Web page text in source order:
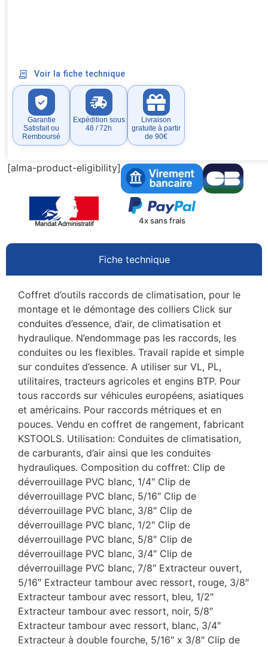
Voir la fiche technique
Garantie
Satisfait ou
Remboursé
Expédition sous
48 / 72h
Livraison
gratuite à partir
de 90€
[alma-product-eligibility]
4x sans frais
Fiche technique
Coffret d’outils raccords de climatisation, pour le
montage et le démontage des colliers Click sur
conduites d’essence, d’air, de climatisation et
hydraulique. N’endommage pas les raccords, les
conduites ou les flexibles. Travail rapide et simple
sur conduites d’essence. A utiliser sur VL, PL,
utilitaires, tracteurs agricoles et engins BTP. Pour
tous raccords sur véhicules européens, asiatiques
et américains. Pour raccords métriques et en
pouces. Vendu en coffret de rangement, fabricant
KSTOOLS. Utilisation: Conduites de climatisation,
de carburants, d’air ainsi que les conduites
hydrauliques. Composition du coffret: Clip de
déverrouillage PVC blanc, 1/4″ Clip de
déverrouillage PVC blanc, 5/16″ Clip de
déverrouillage PVC blanc, 3/8″ Clip de
déverrouillage PVC blanc, 1/2″ Clip de
déverrouillage PVC blanc, 5/8″ Clip de
déverrouillage PVC blanc, 3/4″ Clip de
déverrouillage PVC blanc, 7/8″ Extracteur ouvert,
5/16″ Extracteur tambour avec ressort, rouge, 3/8″
Extracteur tambour avec ressort, bleu, 1/2″
Extracteur tambour avec ressort, noir, 5/8″
Extracteur tambour avec ressort, blanc, 3/4″
Extracteur à double fourche, 5/16″ x 3/8″ Clip de